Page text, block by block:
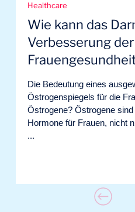
Healthcare
Wie kann das
Verbesserung der
Die Bedeutung eines
Östrogenspiegels für die
Östrogene? Östrogene
Hormone für Frauen, nicht
...